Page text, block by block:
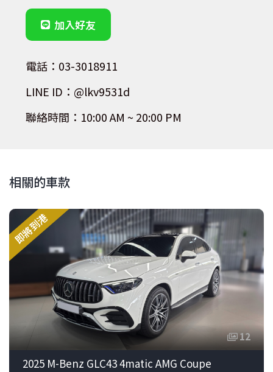
加入好友
電話：03-3018911
LINE ID：@lkv9531d
聯絡時間：10:00 AM ~ 20:00 PM
相關的車款
即將到港
12
2025 M-Benz GLC43 4matic AMG Coupe